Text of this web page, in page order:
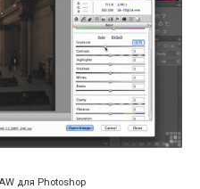
для Photoshop